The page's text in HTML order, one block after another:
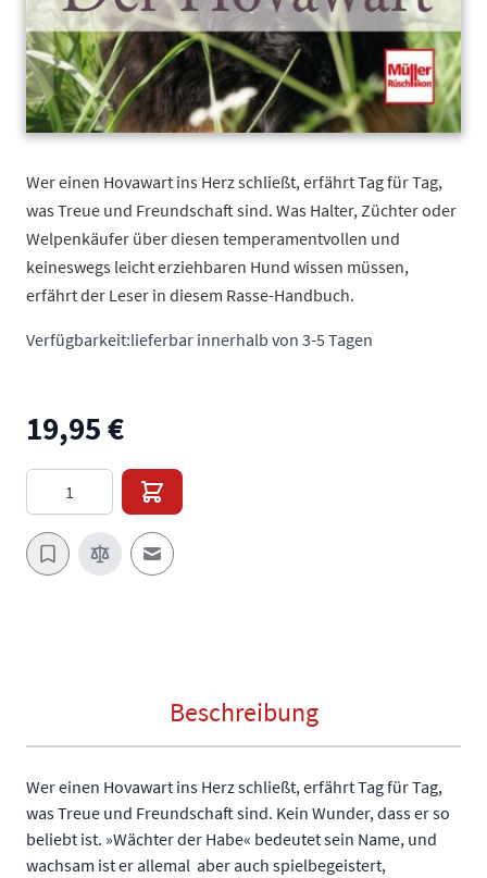
Wer einen Hovawart ins Herz schließt, erfährt Tag für Tag,
was Treue und Freundschaft sind. Was Halter, Züchter oder
Welpenkäufer über diesen temperamentvollen und
keineswegs leicht erziehbaren Hund wissen müssen,
erfährt der Leser in diesem Rasse-Handbuch.
Verfügbarkeit:lieferbar innerhalb von 3-5 Tagen
19,95 €
Menge
E-Mail an einen Freund
Beschreibung
Wer einen Hovawart ins Herz schließt, erfährt Tag für Tag,
was Treue und Freundschaft sind. Kein Wunder, dass er so
beliebt ist. »Wächter der Habe« bedeutet sein Name, und
wachsam ist er allemal  aber auch spielbegeistert,